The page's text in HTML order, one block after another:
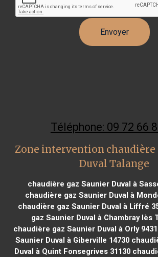
Téléphone: 09 72 66
Zone intervention chaudière
Duval Talange
chaudière gaz Saunier Duval à
chaudière gaz Saunier Duval à
chaudière gaz Saunier Duval à Liffré
gaz Saunier Duval à Chambray lès
chaudière gaz Saunier Duval à Orly
Saunier Duval à Giberville 14730
Duval à Quint Fonsegrives 31130